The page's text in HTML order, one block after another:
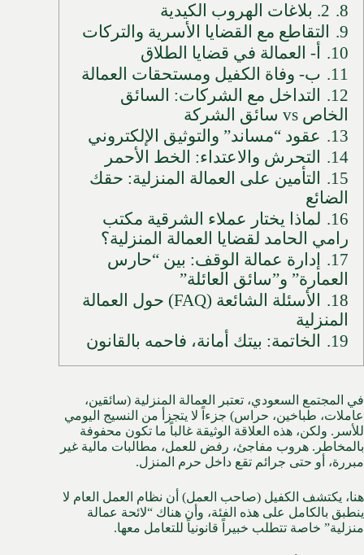
8. 2. بلاغات الهروب الكيدية
9.
التقاطع مع القضايا الأسرية والتركات
10.
أ- العمالة في قضايا الطلاق
11.
ب- وفاة الكفيل ومستحقات العمالة
12.
التداخل مع الشركات: السائق
الخاص vs سائق الشركة
13.
عقود “مساند” والتوثيق الإلكتروني
14.
التحرش والاعتداء: الخط الأحمر
15.
التأمين على العمالة المنزلية: حقك
الضائع
16.
لماذا يختار عملاء الشرقية مكتب
رامي الحامد لقضايا العمالة المنزلية؟
17.
إدارة عمالة الوقف: بين “حارس
العمارة” و”سائق العائلة”
18.
الأسئلة الشائعة (FAQ) حول العمالة
المنزلية
19.
الخاتمة: بيتك أمانة، فاحمه بالقانون
في المجتمع السعودي، تعتبر العمالة المنزلية (سائقين،
عاملات، طباخين، حراس) جزءاً لا يتجزأ من النسيج اليومي
للأسر. ولكن، هذه العلاقة الوثيقة غالباً ما تكون محفوفة
بالمخاطر. هروب مفاجئ، رفض للعمل، مطالبات مالية غير
مبررة، أو حتى جرائم تقع داخل حرم المنزل.
هنا، يكتشف الكفيل (صاحب العمل) أن نظام العمل العام لا
ينطبق بالكامل على هذه الفئة، وأن هناك “لائحة عمالة
منزلية” خاصة تتطلب خبيراً قانونياً للتعامل معها.